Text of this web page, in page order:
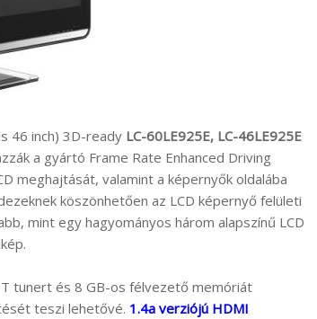
46 inch) 3D-ready LC-60LE925E, LC-46LE925E
a gyártó Frame Rate Enhanced Driving
meghajtását, valamint a képernyők oldalába
köszönhetően az LCD képernyő felületi
mint egy hagyományos három alapszínű LCD
tunert és 8 GB-os félvezető memóriát
teszi lehetővé. 1.4a verziójú HDMI